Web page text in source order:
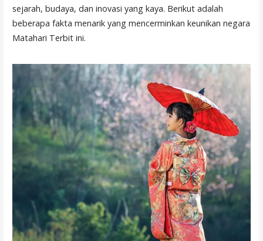
sejarah, budaya, dan inovasi yang kaya. Berikut adalah
beberapa fakta menarik yang mencerminkan keunikan negara
Matahari Terbit ini.